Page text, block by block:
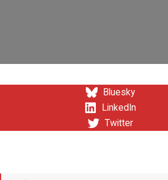
Bluesky
LinkedIn
Twitter